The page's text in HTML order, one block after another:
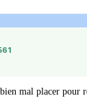
mal placer pour